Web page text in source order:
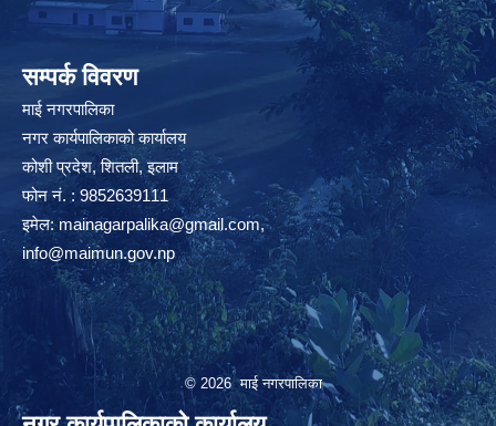
सम्पर्क विवरण
माई नगरपालिका
नगर कार्यपालिकाको कार्यालय
कोशी प्रदेश, शितली, इलाम
फोन नं. : 9852639111
इमेल:mainagarpalika@gmail.com,
info@maimun.gov.np
© 2026 माई नगरपालिका